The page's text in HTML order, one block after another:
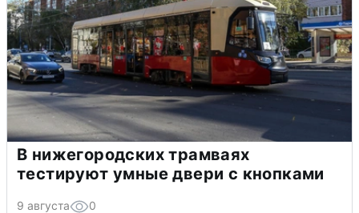
В нижегородских трамваях
тестируют умные двери с кнопками
9 августа 0